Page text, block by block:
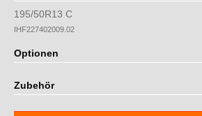
195/50R13 C
IHF227402009.02
Optionen
Zubehör